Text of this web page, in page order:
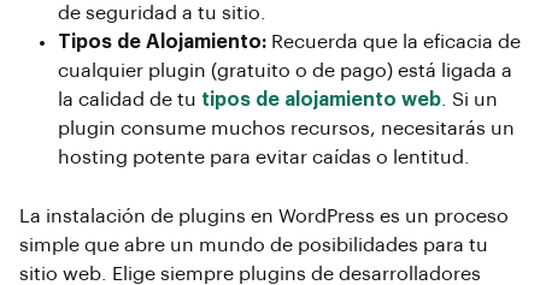
de seguridad a tu sitio.
Tipos de Alojamiento: Recuerda que la eficacia de
cualquier plugin (gratuito o de pago) está ligada a
la calidad de tu tipos de alojamiento web . Si un
plugin consume muchos recursos, necesitarás un
hosting potente para evitar caídas o lentitud.
La instalación de plugins en WordPress es un proceso
simple que abre un mundo de posibilidades para tu
sitio web. Elige siempre plugins de desarrolladores